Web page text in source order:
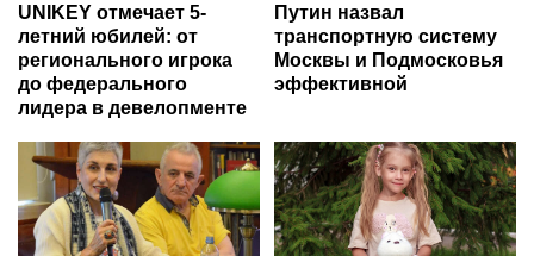
UNIKEY отмечает 5-
летний юбилей: от
регионального игрока
до федерального
лидера в девелопменте
Путин назвал
транспортную систему
Москвы и Подмосковья
эффективной